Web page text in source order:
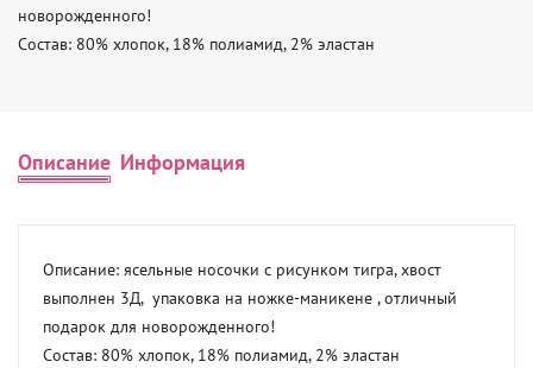
новорожденного!
Состав: 80% хлопок, 18% полиамид, 2% эластан
Описание Информация
Описание: ясельные носочки с рисунком тигра, хвост
выполнен 3Д,  упаковка на ножке-маникене , отличный
подарок для новорожденного!
Состав: 80% хлопок, 18% полиамид, 2% эластан